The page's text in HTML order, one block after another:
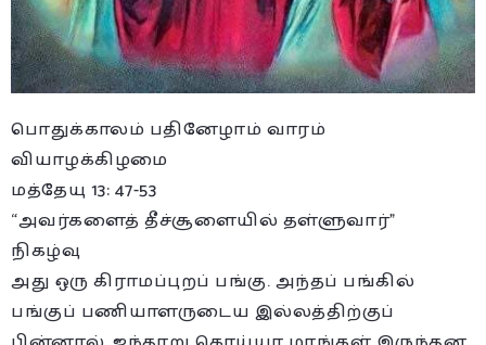
பொதுக்காலம் பதினேழாம் வாரம்
வியாழக்கிழமை
மத்தேயு 13: 47-53
“அவர்களைத் தீச்சூளையில் தள்ளுவார்”
நிகழ்வு
அது ஒரு கிராமப்புறப் பங்கு. அந்தப் பங்கில்
பங்குப் பணியாளருடைய இல்லத்திற்குப்